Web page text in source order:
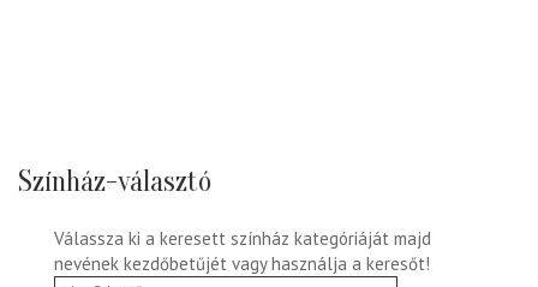
Színház-választó
Válassza ki a keresett színház kategóriáját majd
nevének kezdőbetűjét vagy használja a keresőt!